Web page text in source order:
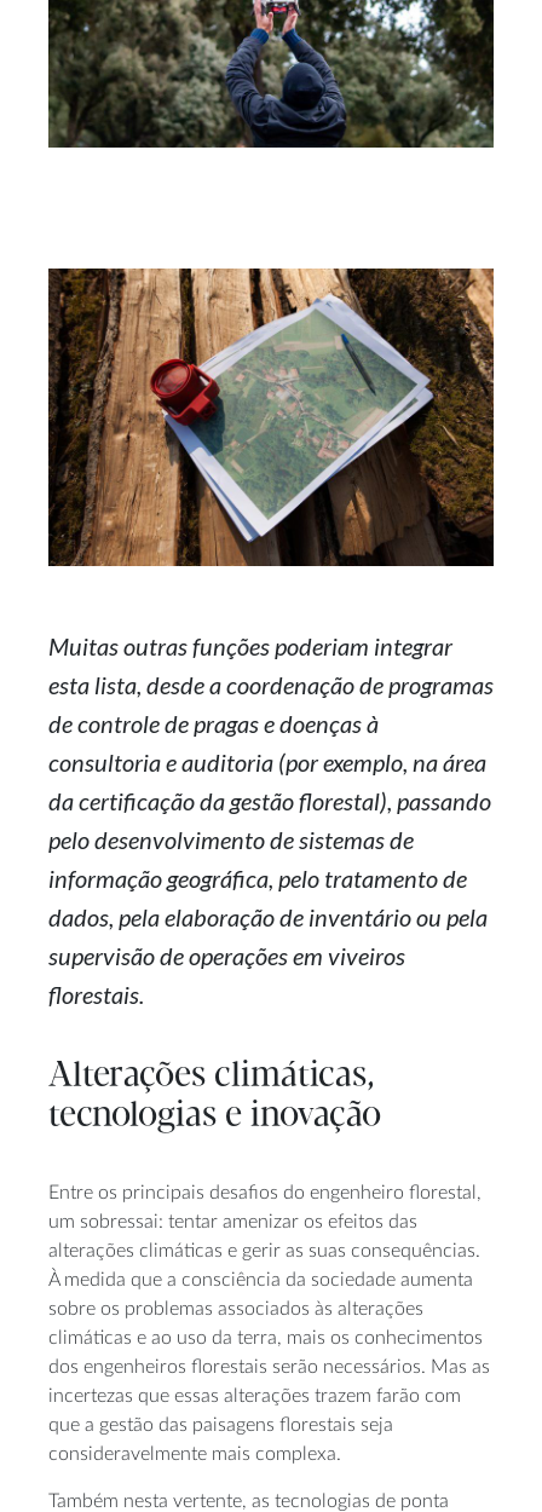
Muitas outras funções poderiam integrar
esta lista, desde a coordenação de programas
de controle de pragas e doenças à
consultoria e auditoria (por exemplo, na área
da certificação da gestão florestal), passando
pelo desenvolvimento de sistemas de
informação geográfica, pelo tratamento de
dados, pela elaboração de inventário ou pela
supervisão de operações em viveiros
florestais.
Alterações climáticas,
tecnologias e inovação
Entre os principais desafios do engenheiro florestal,
um sobressai: tentar amenizar os efeitos das
alterações climáticas e gerir as suas consequências.
À medida que a consciência da sociedade aumenta
sobre os problemas associados às alterações
climáticas e ao uso da terra, mais os conhecimentos
dos engenheiros florestais serão necessários. Mas as
incertezas que essas alterações trazem farão com
que a gestão das paisagens florestais seja
consideravelmente mais complexa.
Também nesta vertente, as tecnologias de ponta